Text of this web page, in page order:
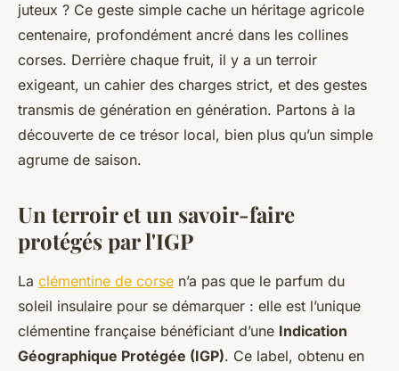
juteux ? Ce geste simple cache un héritage agricole
centenaire, profondément ancré dans les collines
corses. Derrière chaque fruit, il y a un terroir
exigeant, un cahier des charges strict, et des gestes
transmis de génération en génération. Partons à la
découverte de ce trésor local, bien plus qu’un simple
agrume de saison.
Un terroir et un savoir-faire
protégés par l'IGP
La clémentine de corse n’a pas que le parfum du
soleil insulaire pour se démarquer : elle est l’unique
clémentine française bénéficiant d’une Indication
Géographique Protégée (IGP). Ce label, obtenu en